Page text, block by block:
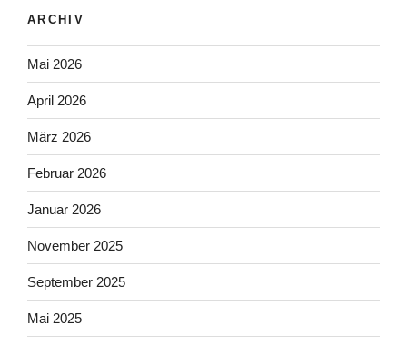
ARCHIV
Mai 2026
April 2026
März 2026
Februar 2026
Januar 2026
November 2025
September 2025
Mai 2025